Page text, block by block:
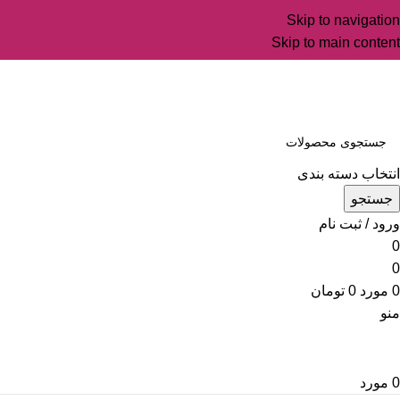
Skip to navigation
Skip to main content
انتخاب دسته بندی
جستجو
ورود / ثبت نام
0
0
0 مورد 0 تومان
منو
0 مورد